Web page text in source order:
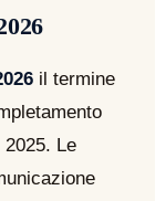
il termine
Le